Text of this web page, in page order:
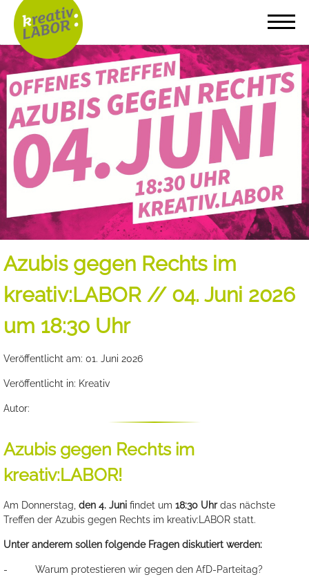
Azubis gegen Rechts im
kreativ:LABOR // 04. Juni 2026
um 18:30 Uhr
Veröffentlicht am: 01. Juni 2026
Veröffentlicht in: Kreativ
Autor:
Azubis gegen Rechts im
kreativ:LABOR!
Am Donnerstag, den 4. Juni findet um 18:30 Uhrdas nächste
Treffen der Azubis gegen Rechts im kreativ:LABOR statt.
Unter anderem sollen folgende Fragen diskutiert werden:
- Warum protestieren wir gegen den AfD-Parteitag?